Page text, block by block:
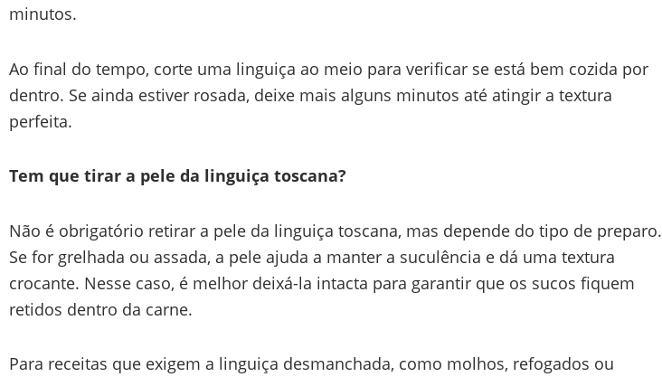
minutos.
Ao final do tempo, corte uma linguiça ao meio para verificar se está bem cozida por
dentro. Se ainda estiver rosada, deixe mais alguns minutos até atingir a textura
perfeita.
Tem que tirar a pele da linguiça toscana?
Não é obrigatório retirar a pele da linguiça toscana, mas depende do tipo de preparo.
Se for grelhada ou assada, a pele ajuda a manter a suculência e dá uma textura
crocante. Nesse caso, é melhor deixá-la intacta para garantir que os sucos fiquem
retidos dentro da carne.
Para receitas que exigem a linguiça desmanchada, como molhos, refogados ou